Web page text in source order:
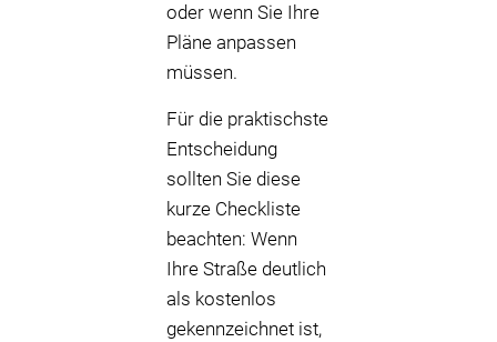
oder wenn Sie Ihre
Pläne anpassen
müssen.
Für die praktischste
Entscheidung
sollten Sie diese
kurze Checkliste
beachten: Wenn
Ihre Straße deutlich
als kostenlos
gekennzeichnet ist,